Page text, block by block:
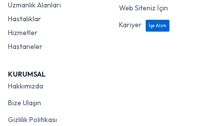
Uzmanlık Alanları
Hastalıklar
Hizmetler
Hastaneler
Web Siteniz İçin
Kariyer
İşe Alım
KURUMSAL
Hakkımızda
Bize Ulaşın
Gizlilik Politikası